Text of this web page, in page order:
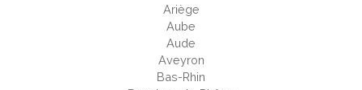
Ariège
Aube
Aude
Aveyron
Bas-Rhin